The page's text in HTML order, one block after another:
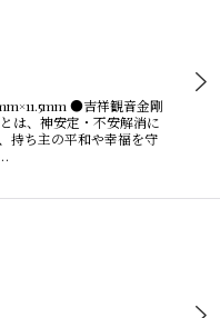
●吉祥観音金剛
は、神安定・不安解消に
持ち主の平和や幸福を守